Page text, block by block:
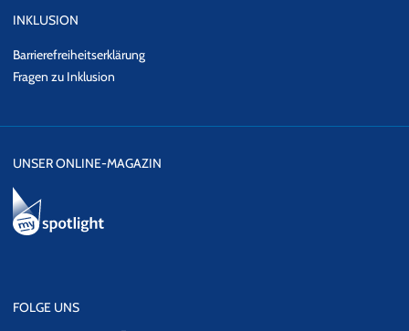
INKLUSION
Barrierefreiheitserklärung
Fragen zu Inklusion
UNSER ONLINE-MAGAZIN
FOLGE UNS